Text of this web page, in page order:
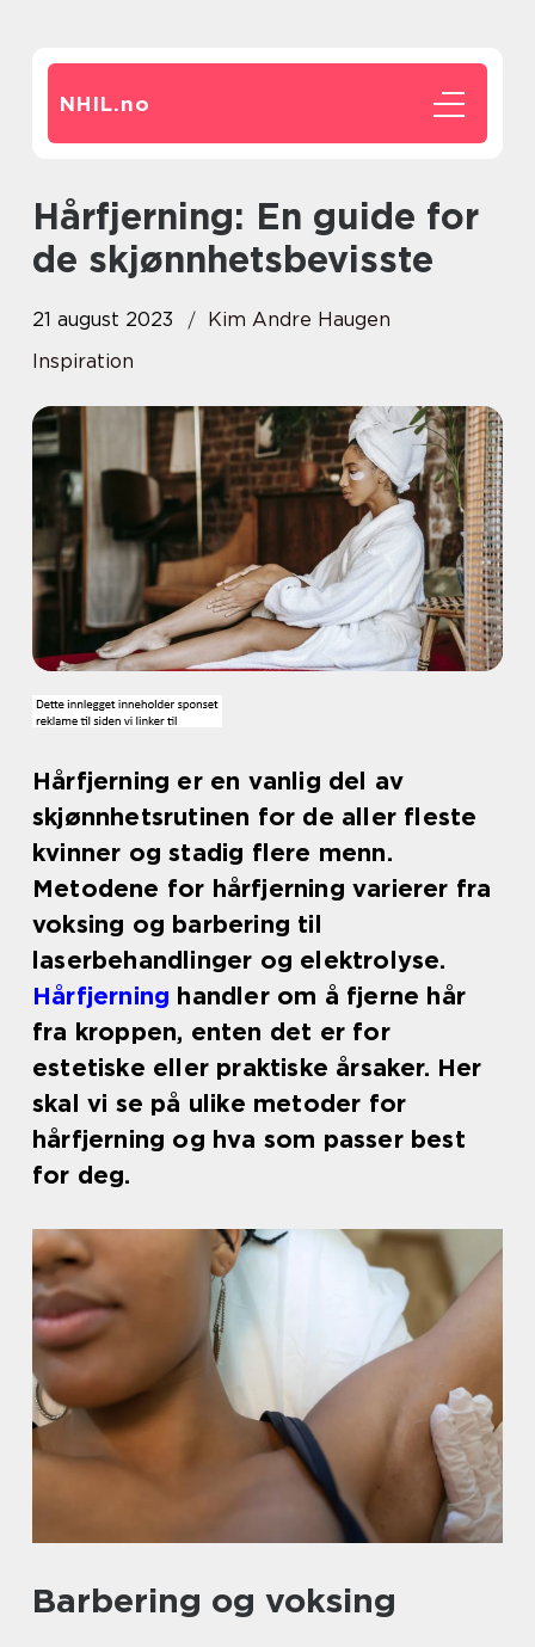
NHIL.no
Hårfjerning: En guide for
de skjønnhetsbevisste
21 august 2023
Kim Andre Haugen
Inspiration
Hårfjerning er en vanlig del av
skjønnhetsrutinen for de aller fleste
kvinner og stadig flere menn.
Metodene for hårfjerning varierer fra
voksing og barbering til
laserbehandlinger og elektrolyse.
Hårfjerning handler om å fjerne hår
fra kroppen, enten det er for
estetiske eller praktiske årsaker. Her
skal vi se på ulike metoder for
hårfjerning og hva som passer best
for deg.
Barbering og voksing